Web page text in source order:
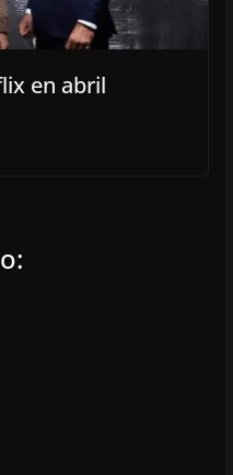
en abril